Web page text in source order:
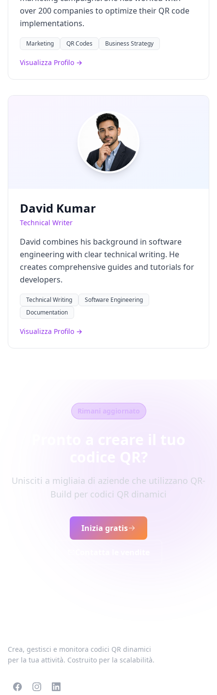
over 200 companies to optimize their QR code
implementations.
Marketing QR Codes Business Strategy
Visualizza Profilo →
David Kumar
Technical Writer
David combines his background in software
engineering with clear technical writing. He
creates comprehensive guides and tutorials for
developers.
Technical Writing
Software Engineering
Documentation
Visualizza Profilo →
Rimani aggiornato
Unisciti a migliaia di aziende che utilizzano QR-
Build per codici QR dinamici
Inizia gratis
Crea, gestisci e monitora codici QR dinamici
per la tua attività. Costruito per la scalabilità.